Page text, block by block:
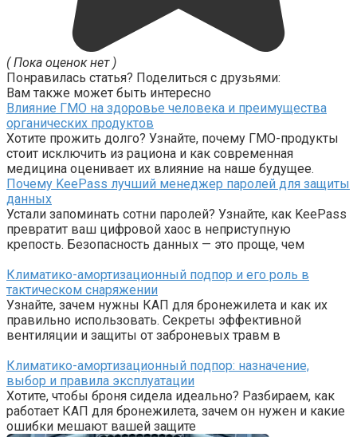
( Пока оценок нет )
Понравилась статья? Поделиться с друзьями:
Вам также может быть интересно
Влияние ГМО на здоровье человека и преимущества
органических продуктов
Хотите прожить долго? Узнайте, почему ГМО-продукты
стоит исключить из рациона и как современная
медицина оценивает их влияние на наше будущее.
Почему KeePass лучший менеджер паролей для защиты
данных
Устали запоминать сотни паролей? Узнайте, как KeePass
превратит ваш цифровой хаос в неприступную
крепость. Безопасность данных — это проще, чем
Климатико-амортизационный подпор и его роль в
тактическом снаряжении
Узнайте, зачем нужны КАП для бронежилета и как их
правильно использовать. Секреты эффективной
вентиляции и защиты от заброневых травм в
Климатико-амортизационный подпор: назначение,
выбор и правила эксплуатации
Хотите, чтобы броня сидела идеально? Разбираем, как
работает КАП для бронежилета, зачем он нужен и какие
ошибки мешают вашей защите